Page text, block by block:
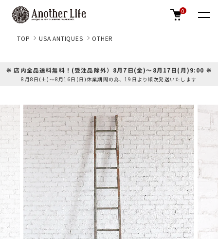
0
TOP USA ANTIQUES OTHER
❊ 店内全品送料無料！(受注品除外）8月7日(金)～8月17日(月)9:00 ❊
8月8日(土)～8月16日(日)休業期間の為、19日より順次発送いたします